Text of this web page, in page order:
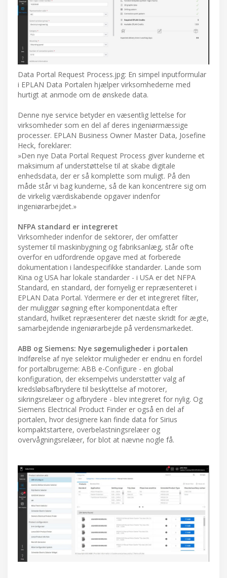
Data Portal Request Process.jpg: En simpel inputformular
i EPLAN Data Portalen hjælper virksomhederne med
hurtigt at anmode om de ønskede data.
Denne nye service betyder en væsentlig lettelse for
virksomheder som en del af deres ingeniørmæssige
processer. EPLAN Business Owner Master Data, Josefine
Heck, foreklarer:
»Den nye Data Portal Request Process giver kunderne et
maksimum af understøttelse til at skabe digitale
enhedsdata, der er så komplette som muligt. På den
måde står vi bag kunderne, så de kan koncentrere sig om
de virkelig værdiskabende opgaver indenfor
ingeniørarbejdet.»
NFPA standard er integreret
Virksomheder indenfor de sektorer, der omfatter
systemer til maskinbygning og fabriksanlæg, står ofte
overfor en udfordrende opgave med at forberede
dokumentation i landespecifikke standarder. Lande som
Kina og USA har lokale standarder - i USA er det NFPA
Standard, en standard, der fornyelig er repræsenteret i
EPLAN Data Portal. Ydermere er der et integreret filter,
der muliggør søgning efter komponentdata efter
standard, hvilket repræsenterer det næste skridt for ægte,
samarbejdende ingeniørarbejde på verdensmarkedet.
ABB og Siemens: Nye søgemuligheder i portalen
Indførelse af nye selektor muligheder er endnu en fordel
for portalbrugerne: ABB e-Configure - en global
konfiguration, der eksempelvis understøtter valg af
kredsløbsafbrydere til beskyttelse af motorer,
sikringsrelæer og afbrydere - blev integreret for nylig. Og
Siemens Electrical Product Finder er også en del af
portalen, hvor designere kan finde data for Sirius
kompaktstartere, overbelastningsrelæer og
overvågningsrelæer, for blot at nævne nogle få.